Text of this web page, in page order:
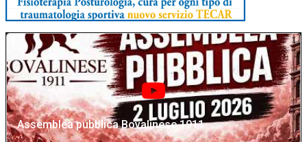
Assemblea pubblica Bovalinese 1911